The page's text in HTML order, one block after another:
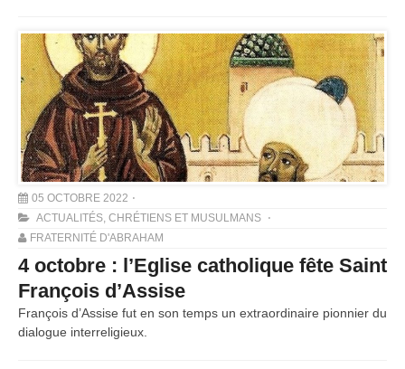
05 OCTOBRE 2022
ACTUALITÉS, CHRÉTIENS ET MUSULMANS
FRATERNITÉ D'ABRAHAM
4 octobre : l’Eglise catholique fête Saint
François d’Assise
François d’Assise fut en son temps un extraordinaire pionnier du
dialogue interreligieux.